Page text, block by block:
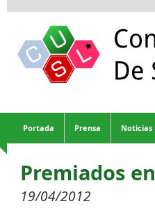
Portada Prensa Noticias
Premiados
19/04/2012